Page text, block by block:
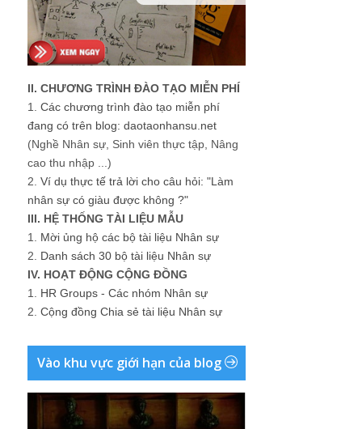
II. CHƯƠNG TRÌNH ĐÀO TẠO MIỄN PHÍ
1. Các chương trình đào tạo miễn phí
đang có trên blog: daotaonhansu.net
(Nghề Nhân sự, Sinh viên thực tập, Nâng
cao thu nhập ...)
2. Ví dụ thực tế trả lời cho câu hỏi: "Làm
nhân sự có giàu được không ?"
III. HỆ THỐNG TÀI LIỆU MẪU
1. Mời ủng hộ các bộ tài liệu Nhân sự
2. Danh sách 30 bộ tài liệu Nhân sự
IV. HOẠT ĐỘNG CỘNG ĐỒNG
1. HR Groups - Các nhóm Nhân sự
2. Cộng đồng Chia sẻ tài liệu Nhân sự
Vào khu vực giới hạn của blog